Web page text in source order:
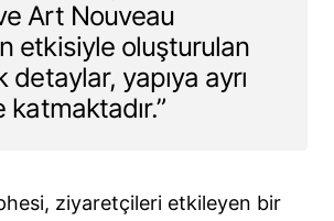
Art Nouveau
etkisiyle oluşturulan
detaylar, yapıya ayrı
katmaktadır.”
ziyaretçileri etkileyen bir